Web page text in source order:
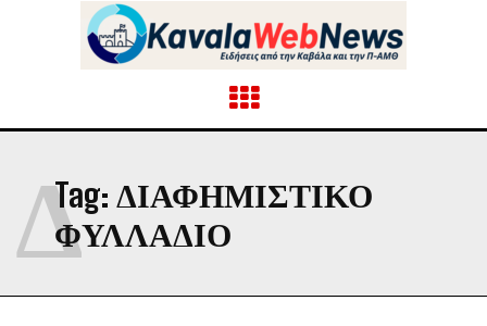
Tag: ΔΙΑΦΗΜΙΣΤΙΚΟ
ΦΥΛΛΑΔΙΟ
Δ